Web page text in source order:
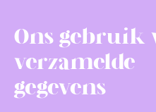
Ons gebruik
verzamelde
gegevens